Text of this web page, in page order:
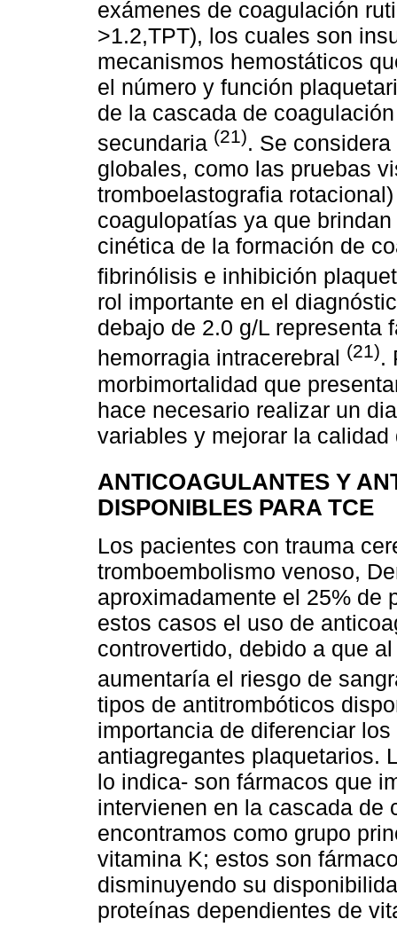
exámenes de coagulación
>1.2,TPT), los cuales son
mecanismos hemostáticos
el número y función
de la cascada de
secundaria (21). Se
globales, como las pruebas
tromboelastografia
coagulopatías ya que
cinética de la formación de
fibrinólisis e inhibición
rol importante en el
debajo de 2.0 g/L representa
hemorragia intracerebral (21).
morbimortalidad que
hace necesario realizar un
variables y mejorar la
ANTICOAGULANTES Y
DISPONIBLES PARA TCE
Los pacientes con trauma
tromboembolismo venoso,
aproximadamente el 25% de
estos casos el uso de
controvertido, debido a que
aumentaría el riesgo de
tipos de antitrombóticos
importancia de diferenciar
antiagregantes plaquetarios.
lo indica- son fármacos que
intervienen en la cascada de
encontramos como grupo
vitamina K; estos son
disminuyendo su
proteínas dependientes de